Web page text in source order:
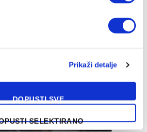
Prikaži detalje
DOPUSTI SVE
SELEKTIRANO